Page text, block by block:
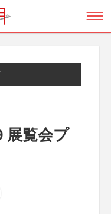
展覧会プ